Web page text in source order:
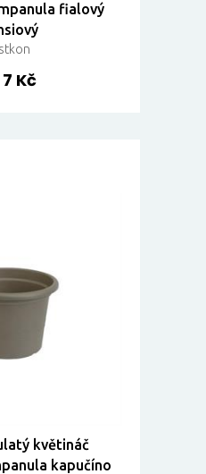
fialový
Kč
květináč
kapučíno